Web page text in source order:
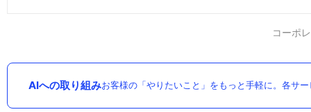
コーポ
AIへの取り組みお客様の「やりたいこと」をもっと手軽に。各サ